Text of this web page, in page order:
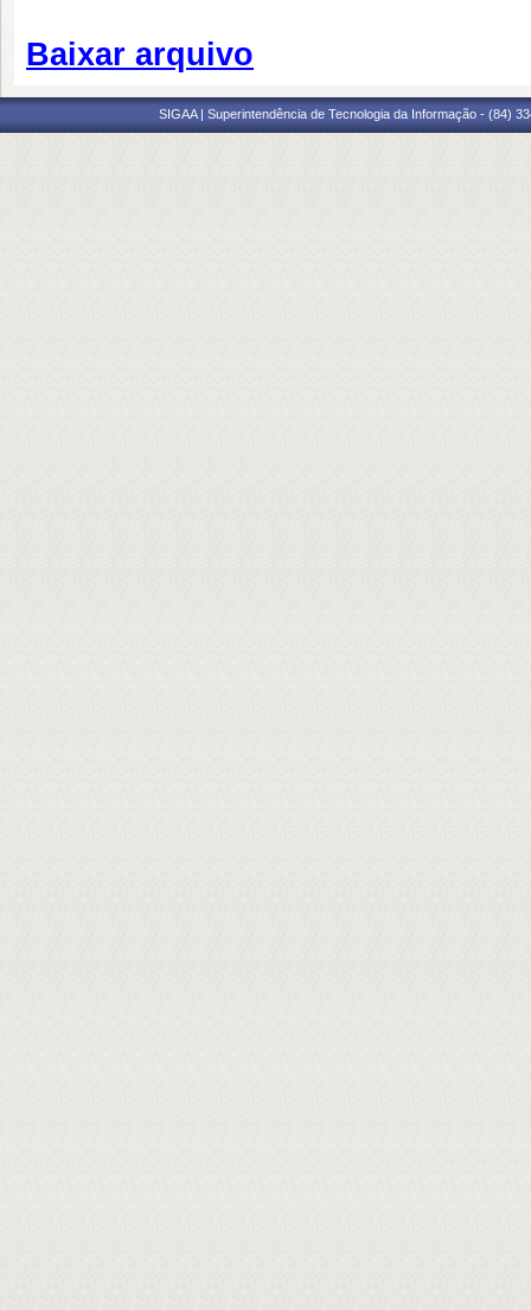
Baixar arquivo
SIGAA | Superintendência de Tecnologia da Informação - (84)